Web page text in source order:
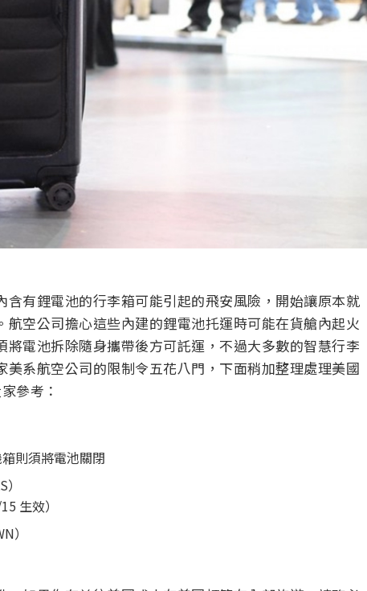
有鋰電池的行李箱可能引起的飛安風險，開始讓原本就
空公司擔心這些內建的鋰電池托運時可能在貨艙內起火
電池拆除隨身攜帶後方可託運，不過大多數的智慧行李
系航空公司的限制令五花八門，下面稍加整理處理美國
參考：
則須將電池關閉
生效）
）